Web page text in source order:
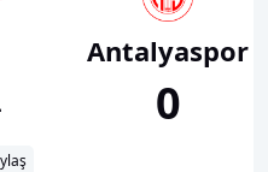
Antalyaspor
0